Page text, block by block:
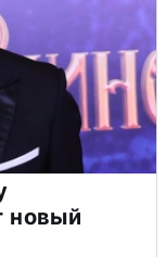
новый